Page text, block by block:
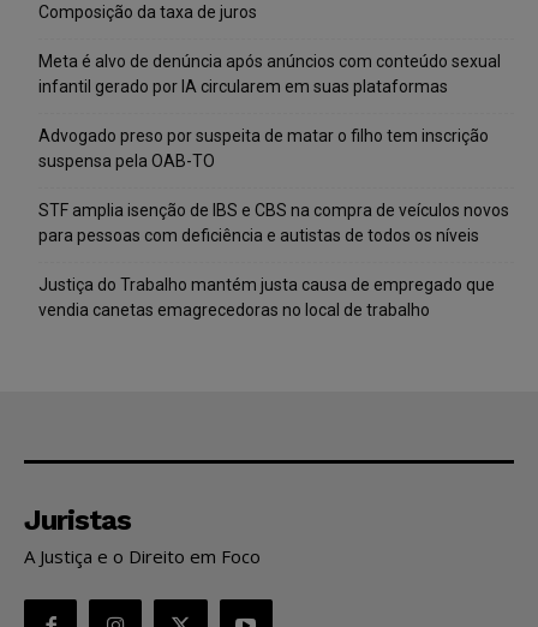
Composição da taxa de juros
Meta é alvo de denúncia após anúncios com conteúdo sexual
infantil gerado por IA circularem em suas plataformas
Advogado preso por suspeita de matar o filho tem inscrição
suspensa pela OAB-TO
STF amplia isenção de IBS e CBS na compra de veículos novos
para pessoas com deficiência e autistas de todos os níveis
Justiça do Trabalho mantém justa causa de empregado que
vendia canetas emagrecedoras no local de trabalho
Juristas
A Justiça e o Direito em Foco